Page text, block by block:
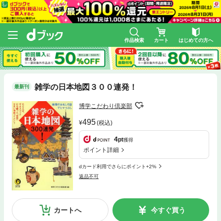
作品検索 カート はじめての方へ
最新刊 雑学の日本地図３００連発！
博学こだわり倶楽部
495(税込)
4pt獲得
ポイント詳細
dカード利用でさらにポイント+2%
返品不可
カートへ 今すぐ買う